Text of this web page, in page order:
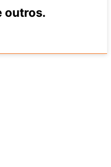
outros.